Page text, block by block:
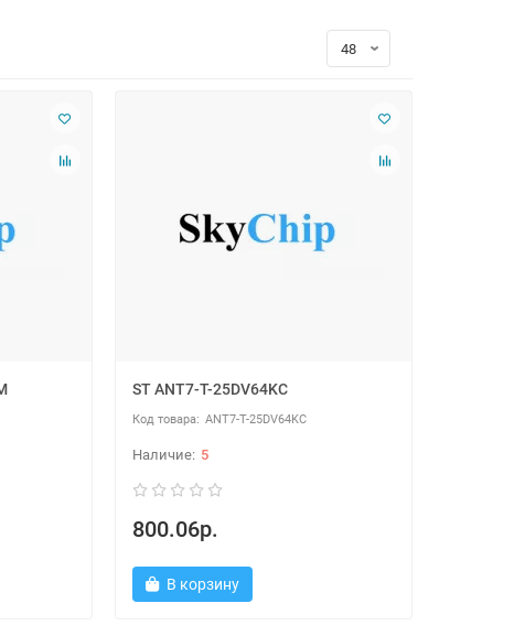
ST ANT7-T-25DV64KC
ANT7-T-25DV64KC
5
800.06р.
В корзину